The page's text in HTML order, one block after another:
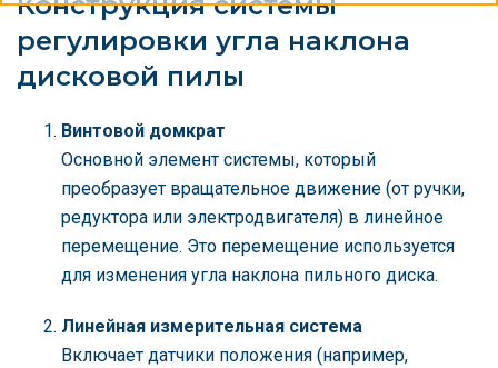
регулировки угла наклона
дисковой пилы
Винтовой домкрат
Основной элемент системы, который
преобразует вращательное движение (от ручки,
редуктора или электродвигателя) в линейное
перемещение. Это перемещение используется
для изменения угла наклона пильного диска.
Линейная измерительная система
Включает датчики положения (например,